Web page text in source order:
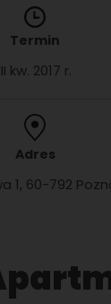
Termin
III kw. 2017 r.
Adres
1, 60-792